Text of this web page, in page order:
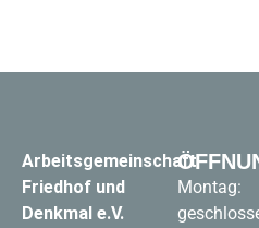
Arbeitsgemeinschaft
Friedhof und
Denkmal e.V.
Montag: